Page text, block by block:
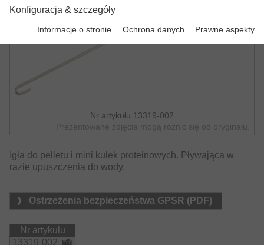
Nr artykułu 13319-002
Prezentowane zdjęcia mogą różnić się od oryginału.
Igła do pelletu i mini kulek proteinowych. Pływająca w
razie upuszczenia do wody.
Ostrzeżenia bezpieczeństwa GPSR (PDF)
Nr artykułu
13319-002
Konfiguracja & szczegóły
Informacje o stronie Ochrona danych Prawne aspekty